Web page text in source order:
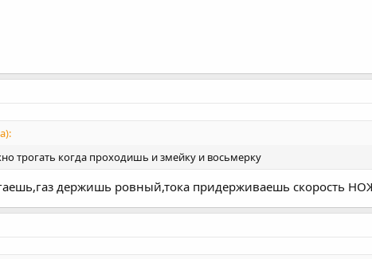
трогать когда проходишь и змейку и восьмерку
держишь ровный,тока придерживаешь скорость